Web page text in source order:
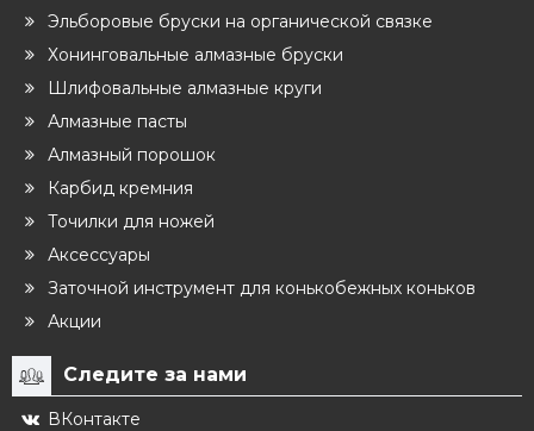
Эльборовые бруски на органической связке
Хонинговальные алмазные бруски
Шлифовальные алмазные круги
Алмазные пасты
Алмазный порошок
Карбид кремния
Точилки для ножей
Аксессуары
Заточной инструмент для конькобежных коньков
Акции
Следите за нами
ВКонтакте